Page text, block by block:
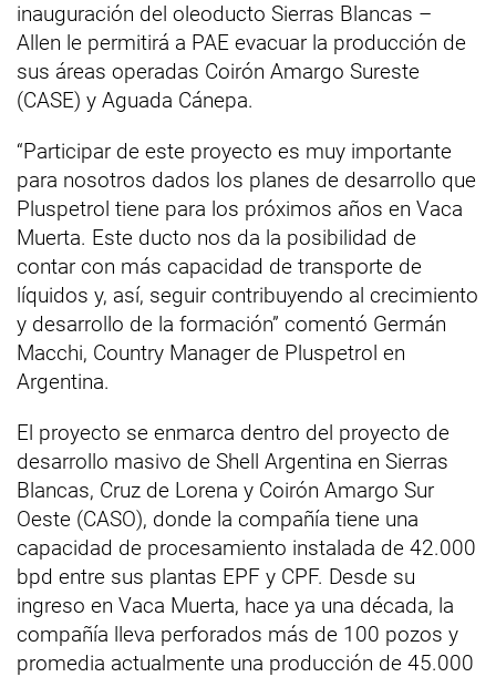
inauguración del oleoducto Sierras Blancas –
Allen le permitirá a PAE evacuar la producción de
sus áreas operadas Coirón Amargo Sureste
(CASE) y Aguada Cánepa.
“Participar de este proyecto es muy importante
para nosotros dados los planes de desarrollo que
Pluspetrol tiene para los próximos años en Vaca
Muerta. Este ducto nos da la posibilidad de
contar con más capacidad de transporte de
líquidos y, así, seguir contribuyendo al crecimiento
y desarrollo de la formación” comentó Germán
Macchi, Country Manager de Pluspetrol en
Argentina.
El proyecto se enmarca dentro del proyecto de
desarrollo masivo de Shell Argentina en Sierras
Blancas, Cruz de Lorena y Coirón Amargo Sur
Oeste (CASO), donde la compañía tiene una
capacidad de procesamiento instalada de 42.000
bpd entre sus plantas EPF y CPF. Desde su
ingreso en Vaca Muerta, hace ya una década, la
compañía lleva perforados más de 100 pozos y
promedia actualmente una producción de 45.000